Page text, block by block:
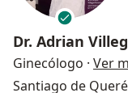
Dr. Adrian
Ginecólogo · Ver
Santiago de